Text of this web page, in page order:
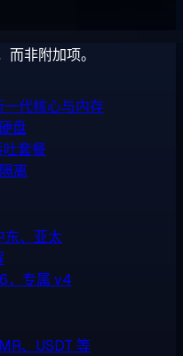
非附加项。
一代核心与内存
盘
吐套餐
离
东、亚太
，专属 v4
、USDT 等